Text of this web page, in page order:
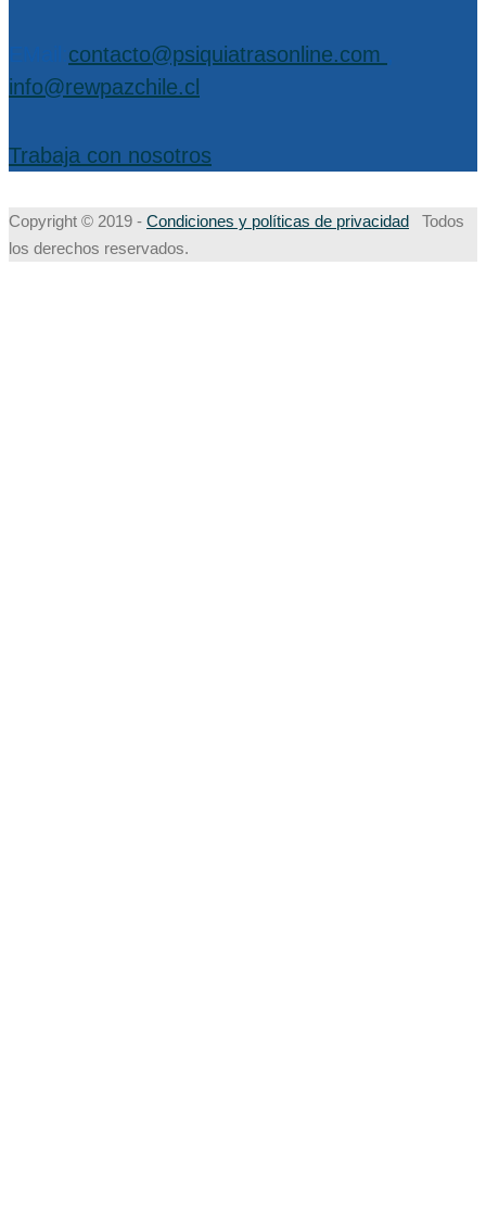
contacto@psiquiatrasonline.com
info@rewpazchile.cl
Trabaja con nosotros
Copyright © 2019 - Condiciones y políticas de privacidad
Todos
los derechos reservados.